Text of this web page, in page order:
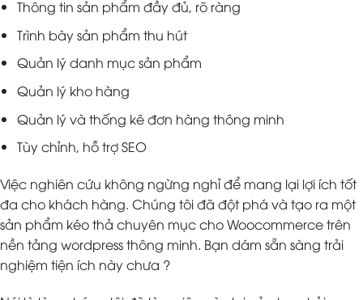
Thông tin sản phẩm đầy đủ, rõ ràng
Trình bày sản phẩm thu hút
Quản lý danh mục sản phẩm
Quản lý kho hàng
Quản lý và thống kê đơn hàng thông minh
Tùy chỉnh, hỗ trợ SEO
Việc nghiên cứu không ngừng nghỉ để mang lại lợi ích tốt
đa cho khách hàng. Chúng tôi đã đột phá và tạo ra một
sản phẩm kéo thả chuyên mục cho Woocommerce trên
nền tảng wordpress thông minh. Bạn dám sẵn sàng trải
nghiệm tiện ích này chưa ?